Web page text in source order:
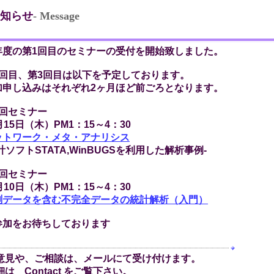
らせ- Message
第1回目のセミナーの受付を開始致しました。
、第3回目は以下を予定しております。
込みはそれぞれ2ヶ月ほど前ごろとなります。
ミナー
日（木）PM1：15～4：30
トワーク・メタ・アナリシス
フトSTATA,WinBUGSを利用した解析事例-
ミナー
日（木）PM1：15～4：30
データを含む不完全データの統計解析（入門）
をお待ちしております
、ご相談は、メールにて受け付けます。
Contact をご覧下さい。